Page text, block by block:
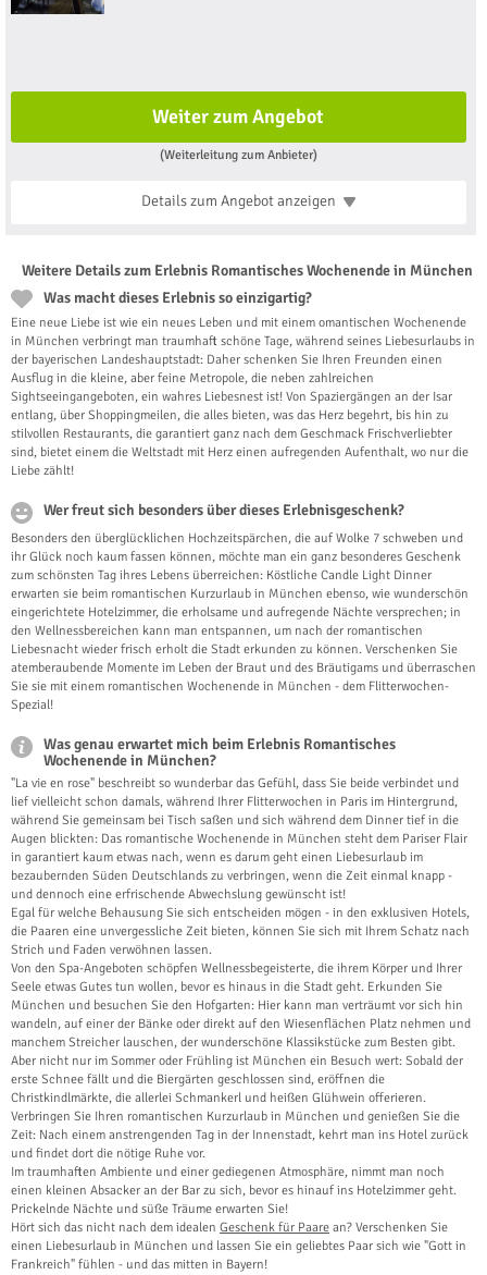
Weiter zum Angebot
(Weiterleitung zum Anbieter)
Details zum Angebotanzeigen
Weitere Details zum Erlebnis Romantisches Wochenende in München
Was macht dieses Erlebnis so einzigartig?
Eine neue Liebe ist wie ein neues Leben und mit einem omantischen Wochenende
in München verbringt man traumhaft schöne Tage, während seines Liebesurlaubs in
der bayerischen Landeshauptstadt: Daher schenken Sie Ihren Freunden einen
Ausflug in die kleine, aber feine Metropole, die neben zahlreichen
Sightseeingangeboten, ein wahres Liebesnest ist! Von Spaziergängen an der Isar
entlang, über Shoppingmeilen, die alles bieten, was das Herz begehrt, bis hin zu
stilvollen Restaurants, die garantiert ganz nach dem Geschmack Frischverliebter
sind, bietet einem die Weltstadt mit Herz einen aufregenden Aufenthalt, wo nur die
Liebe zählt!
Wer freut sich besonders über dieses Erlebnisgeschenk?
Besonders den überglücklichen Hochzeitspärchen, die auf Wolke 7 schweben und
ihr Glück noch kaum fassen können, möchte man ein ganz besonderes Geschenk
zum schönsten Tag ihres Lebens überreichen: Köstliche Candle Light Dinner
erwarten sie beim romantischen Kurzurlaub in München ebenso, wie wunderschön
eingerichtete Hotelzimmer, die erholsame und aufregende Nächte versprechen; in
den Wellnessbereichen kann man entspannen, um nach der romantischen
Liebesnacht wieder frisch erholt die Stadt erkunden zu können. Verschenken Sie
atemberaubende Momente im Leben der Braut und des Bräutigams und überraschen
Sie sie mit einem romantischen Wochenende in München - dem Flitterwochen-
Spezial!
Was genau erwartet mich beim Erlebnis Romantisches
Wochenende in München?
"La vie en rose" beschreibt so wunderbar das Gefühl, dass Sie beide verbindet und
lief vielleicht schon damals, während Ihrer Flitterwochen in Paris im Hintergrund,
während Sie gemeinsam bei Tisch saßen und sich während dem Dinner tief in die
Augen blickten: Das romantische Wochenende in München steht dem Pariser Flair
in garantiert kaum etwas nach, wenn es darum geht einen Liebesurlaub im
bezaubernden Süden Deutschlands zu verbringen, wenn die Zeit einmal knapp -
und dennoch eine erfrischende Abwechslung gewünscht ist!
Egal für welche Behausung Sie sich entscheiden mögen - in den exklusiven Hotels,
die Paaren eine unvergessliche Zeit bieten, können Sie sich mit Ihrem Schatz nach
Strich und Faden verwöhnen lassen.
Von den Spa-Angeboten schöpfen Wellnessbegeisterte, die ihrem Körper und Ihrer
Seele etwas Gutes tun wollen, bevor es hinaus in die Stadt geht. Erkunden Sie
München und besuchen Sie den Hofgarten: Hier kann man verträumt vor sich hin
wandeln, auf einer der Bänke oder direkt auf den Wiesenflächen Platz nehmen und
manchem Streicher lauschen, der wunderschöne Klassikstücke zum Besten gibt.
Aber nicht nur im Sommer oder Frühling ist München ein Besuch wert: Sobald der
erste Schnee fällt und die Biergärten geschlossen sind, eröffnen die
Christkindlmärkte, die allerlei Schmankerl und heißen Glühwein offerieren.
Verbringen Sie Ihren romantischen Kurzurlaub in München und genießen Sie die
Zeit: Nach einem anstrengenden Tag in der Innenstadt, kehrt man ins Hotel zurück
und findet dort die nötige Ruhe vor.
Im traumhaften Ambiente und einer gediegenen Atmosphäre, nimmt man noch
einen kleinen Absacker an der Bar zu sich, bevor es hinauf ins Hotelzimmer geht.
Prickelnde Nächte und süße Träume erwarten Sie!
Hört sich das nicht nach dem idealen Geschenk für Paare an? Verschenken Sie
einen Liebesurlaub in München und lassen Sie ein geliebtes Paar sich wie "Gott in
Frankreich" fühlen - und das mitten in Bayern!